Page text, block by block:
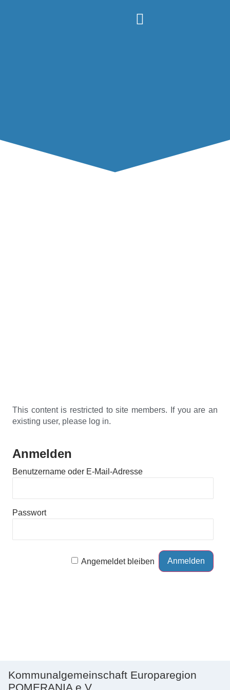
This content is restricted to site members. If you are an
existing user, please log in.
Anmelden
Benutzername oder E-Mail-Adresse
Passwort
Angemeldet bleiben
Kommunalgemeinschaft Europaregion
POMERANIA e.V.